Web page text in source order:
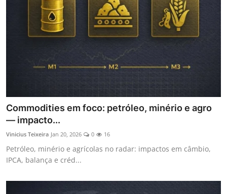
Commodities em foco: petróleo, minério e agro
— impacto...
Vinicius Teixeira Jan 20, 2026 0 16
Petróleo, minério e agrícolas no radar: impactos em câmbio,
IPCA, balança e créd...